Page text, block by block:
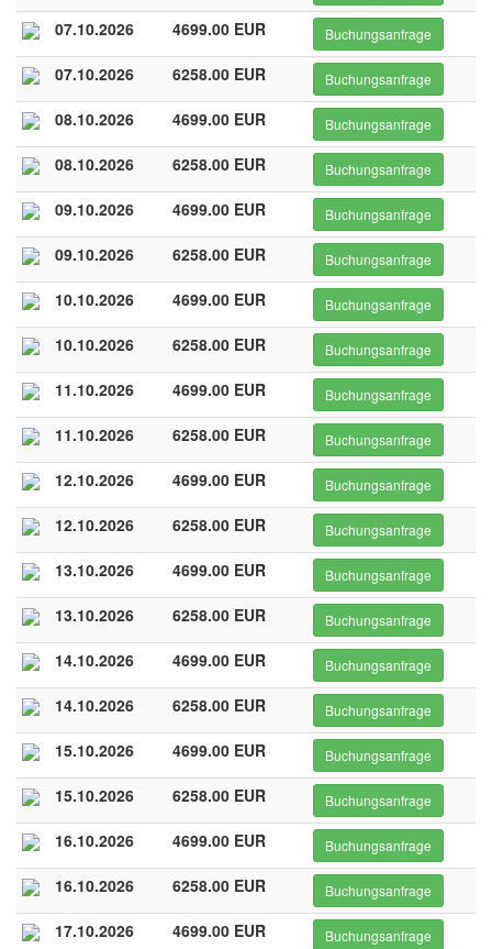
07.10.2026 4699.00 EUR Buchungsanfrage
07.10.2026 6258.00 EUR Buchungsanfrage
08.10.2026 4699.00 EUR Buchungsanfrage
08.10.2026 6258.00 EUR Buchungsanfrage
09.10.2026 4699.00 EUR Buchungsanfrage
09.10.2026 6258.00 EUR Buchungsanfrage
10.10.2026 4699.00 EUR Buchungsanfrage
10.10.2026 6258.00 EUR Buchungsanfrage
11.10.2026 4699.00 EUR Buchungsanfrage
11.10.2026 6258.00 EUR Buchungsanfrage
12.10.2026 4699.00 EUR Buchungsanfrage
12.10.2026 6258.00 EUR Buchungsanfrage
13.10.2026 4699.00 EUR Buchungsanfrage
13.10.2026 6258.00 EUR Buchungsanfrage
14.10.2026 4699.00 EUR Buchungsanfrage
14.10.2026 6258.00 EUR Buchungsanfrage
15.10.2026 4699.00 EUR Buchungsanfrage
15.10.2026 6258.00 EUR Buchungsanfrage
16.10.2026 4699.00 EUR Buchungsanfrage
16.10.2026 6258.00 EUR Buchungsanfrage
17.10.2026 4699.00 EUR Buchungsanfrage